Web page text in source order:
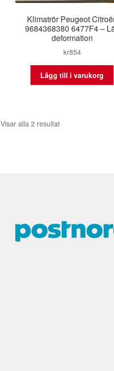
Klimatrör Peugeot
9684368380 6477F4 –
deformation
kr854
Lägg till i varukorg
Visar alla 2 resultatSortera